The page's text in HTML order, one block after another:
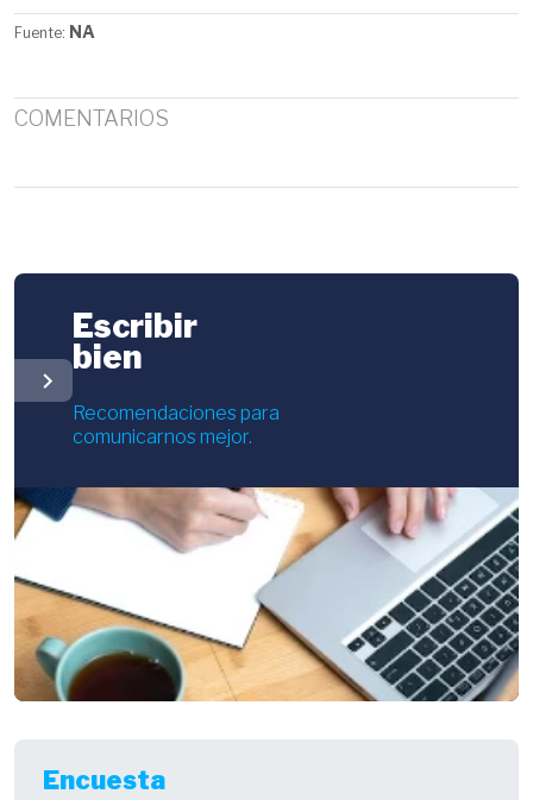
Fuente: NA
COMENTARIOS
chevron_right
Escribir
bien
Recomendaciones para
comunicarnos mejor.
Encuesta